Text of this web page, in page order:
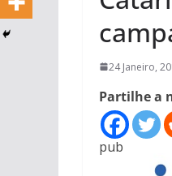
24 Janeiro,
Partilhe a
pub